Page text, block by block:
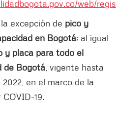
web/
excepción de pico y
en Bogotá; al igual
y placa para todo el
de Bogotá , vigente hasta
en el marco de la
19.